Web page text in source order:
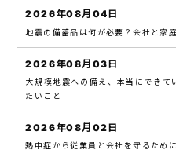
2026年08月04日
地震の備蓄品は何が必要？会社と家
2026年08月03日
大規模地震への備え、本当にできて
たいこと
2026年08月02日
熱中症から従業員と会社を守るため